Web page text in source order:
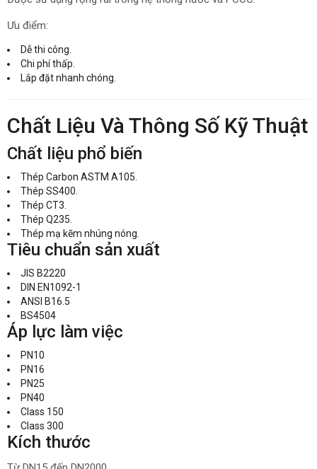
Ưu điểm:
Dễ thi công.
Chi phí thấp.
Lắp đặt nhanh chóng.
Chất Liệu Và Thông Số Kỹ Thuật
Chất liệu phổ biến
Thép Carbon ASTM A105.
Thép SS400.
Thép CT3.
Thép Q235.
Thép mạ kẽm nhúng nóng.
Tiêu chuẩn sản xuất
JIS B2220
DIN EN1092-1
ANSI B16.5
BS4504
Áp lực làm việc
PN10
PN16
PN25
PN40
Class 150
Class 300
Kích thước